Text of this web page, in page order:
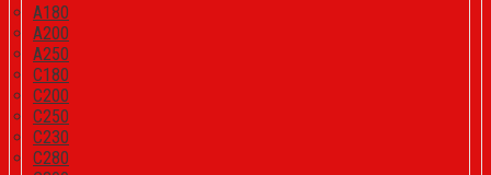
A180
A200
A250
C180
C200
C250
C230
C280